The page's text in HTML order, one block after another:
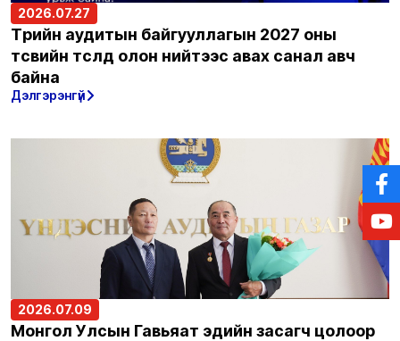
2026.07.27
Төрийн аудитын байгууллагын 2027 оны
төсвийн төсөлд олон нийтээс авах санал авч
байна
Дэлгэрэнгүй
2026.07.09
Монгол Улсын Гавьяат эдийн засагч цолоор